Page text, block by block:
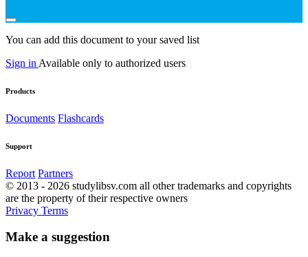
You can add this document to your saved list
Sign in Available only to authorized users
Products
Documents Flashcards
Support
Report Partners
© 2013 - 2026 studylibsv.com all other trademarks and copyrights
are the property of their respective owners
Privacy Terms
Make a suggestion